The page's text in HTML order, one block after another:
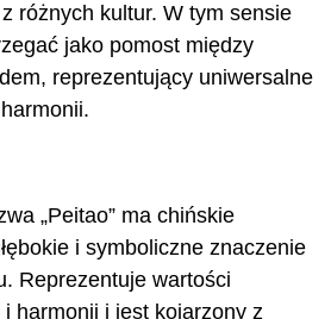
różnych kultur. W tym sensie
jako pomost między
reprezentujący uniwersalne
„Peitao” ma chińskie
i symboliczne znaczenie
Reprezentuje wartości
harmonii i jest kojarzony z